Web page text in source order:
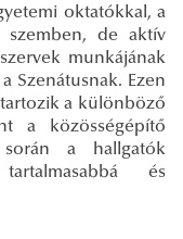
oktatókkal, a
szemben, de aktív
munkájának
Szenátusnak. Ezen
a különböző
a közösségépítő
során a hallgatók
és